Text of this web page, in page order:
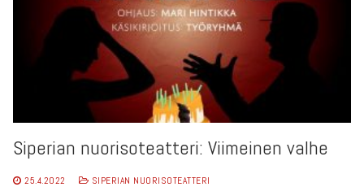
Siperian nuorisoteatteri: Viimeinen valhe
25.4.2022 SIPERIAN NUORISOTEATTERI